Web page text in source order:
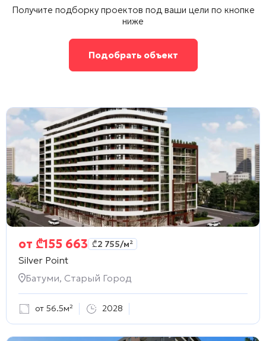
Получите подборку проектов под ваши цели по кнопке
ниже
Подобрать объект
от ₾155 663 ₾2 755/м²
Silver Point
Батуми, Старый Город
от 56.5м² 2028